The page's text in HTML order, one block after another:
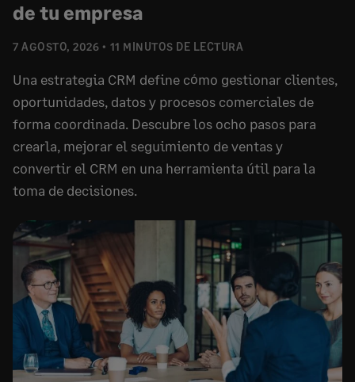
7 AGOSTO, 2026 11 MINUTOS DE LECTURA
de tu empresa
Una estrategia CRM define cómo gestionar clientes,
oportunidades, datos y procesos comerciales de
forma coordinada. Descubre los ocho pasos para
crearla, mejorar el seguimiento de ventas y
convertir el CRM en una herramienta útil para la
toma de decisiones.